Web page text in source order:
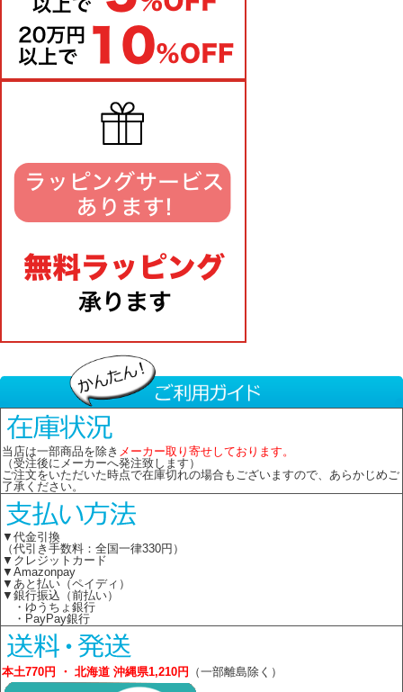
当店は一部商品を除き メーカー取り寄せしております。
（受注後にメーカーへ発注致します）
ご注文をいただいた時点で在庫切れの場合もございますので、あらかじめご
了承ください。
▼代金引換
（代引き手数料：全国一律330円）
▼クレジットカード
▼Amazonpay
▼あと払い（ペイディ）
▼銀行振込（前払い）
・ゆうちょ銀行
・PayPay銀行
本土770円 ・ 北海道 沖縄県1,210円 （一部離島除く）